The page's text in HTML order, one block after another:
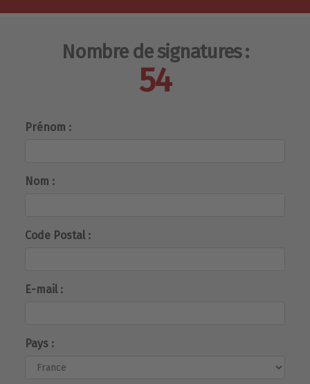
Nombre de signatures :
54
Prénom :
Nom :
Code Postal :
E-mail :
Pays :